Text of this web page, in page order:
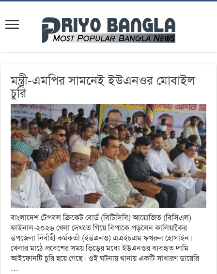
মন্ত্রী-এমপির সামনেই ইউএনওর মোবাইল
চুরি
বাংলাদেশ টেপবল ক্রিকেট বোর্ড (বিটিসিবি) আয়োজিত (বিসিএল)
ফাইনাল-২০২৬ খেলা দেখতে গিয়ে বিপাকে পড়লেন কালিয়াকৈর
উপজেলা নির্বাহী কর্মকর্তা (ইউএনও) এএইচএম ফখরুল হোসাইন।
খেলার মাঠে প্রবেশের সময় ভিড়ের মধ্যে ইউএনওর ব্যবহৃত দামি
আইফোনটি চুরি হয়ে গেছে। ওই ঘটনায় থানায় একটি সাধারণ ডায়েরি
…